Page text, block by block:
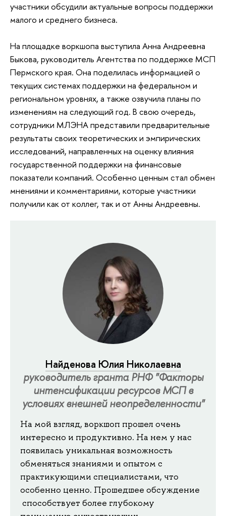
участники обсудили актуальные вопросы поддержки
малого и среднего бизнеса.
На площадке воркшопа выступила Анна Андреевна
Быкова, руководитель Агентства по поддержке МСП
Пермского края. Она поделилась информацией о
текущих системах поддержки на федеральном и
региональном уровнях, а также озвучила планы по
изменениям на следующий год. В свою очередь,
сотрудники МЛЭНА представили предварительные
результаты своих теоретических и эмпирических
исследований, направленных на оценку влияния
государственной поддержки на финансовые
показатели компаний. Особенно ценным стал обмен
мнениями и комментариями, которые участники
получили как от коллег, так и от Анны Андреевны.
Найденова Юлия Николаевна
руководитель гранта РНФ "Факторы
интенсификации ресурсов МСП в
условиях внешней неопределенности"
На мой взгляд, воркшоп прошел очень
интересно и продуктивно. На нем у нас
появилась уникальная возможность
обменяться знаниями и опытом с
практикующими специалистами, что
особенно ценно. Прошедшее обсуждение
способствует более глубокому